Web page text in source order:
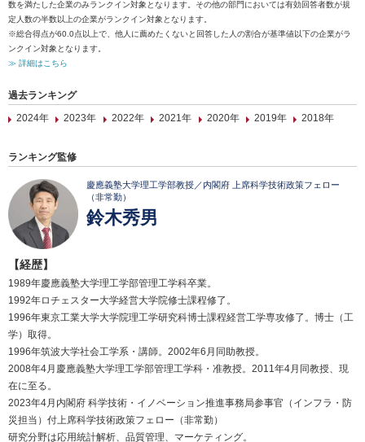
数を満たした企業のみランクイン対象となります。その他の部門においては有効回答者数が規
定人数の半数以上の企業がランクイン対象となります。
※総合得点が60.0点以上で、他人に薦めたくないと回答した人の割合が基準値以下の企業がラ
ンクイン対象となります。
≫ 詳細はこちら
過去ランキング
2024年
2023年 2022年 2021年 2020年 2019年 2018年
ランキング監修
慶應義塾大学理工学部教授／内閣府 上席科学技術政策フェロー
（非常勤）
鈴木秀男
【経歴】
1989年慶應義塾大学理工学部管理工学科卒業。
1992年ロチェスター大学経営大学院修士課程修了。
1996年東京工業大学大学院理工学研究科博士課程経営工学専攻修了。博士（工
学）取得。
1996年筑波大学社会工学系・講師。2002年6月同助教授。
2008年4月慶應義塾大学理工学部管理工学科・准教授。2011年4月同教授、現
在に至る。
2023年4月内閣府 科学技術・イノベーション推進事務局参事官（インフラ・防
災担当）付上席科学技術政策フェロー（非常勤）
研究分野は応用統計解析、品質管理、マーケティング。